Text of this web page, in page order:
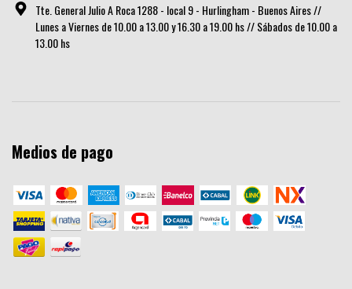
Tte. General Julio A Roca 1288 - local 9 - Hurlingham - Buenos Aires //
Lunes a Viernes de 10.00 a 13.00 y 16.30 a 19.00 hs // Sábados de 10.00 a
13.00 hs
Medios de pago